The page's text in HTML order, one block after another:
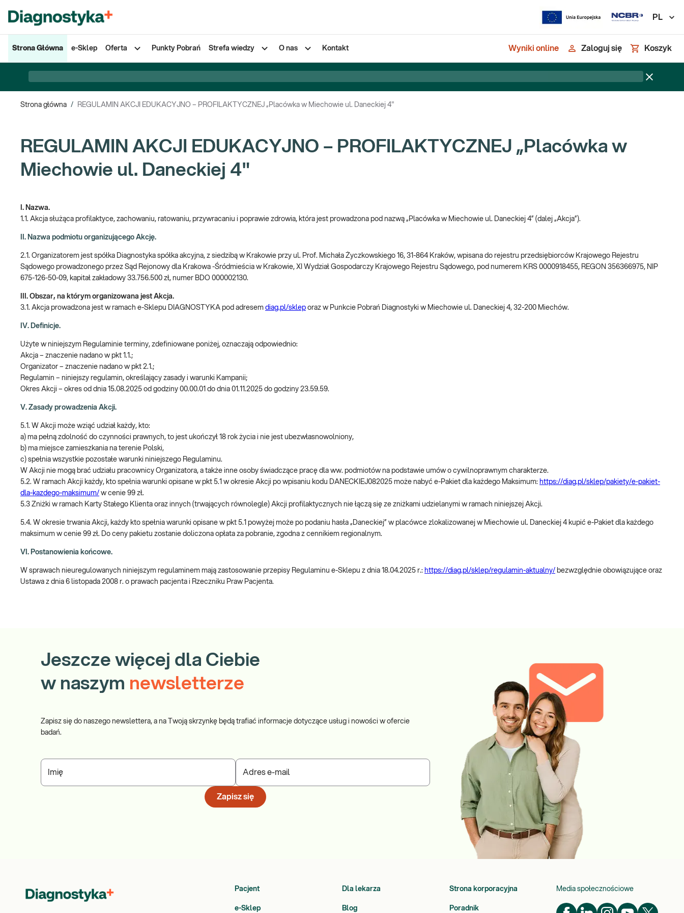
PL
Strona Główna e-Sklep Oferta Punkty Pobrań Strefa wiedzy O nas Kontakt Wyniki online Zaloguj się Koszyk
Strona główna / REGULAMIN AKCJI EDUKACYJNO – PROFILAKTYCZNEJ „Placówka w Miechowie ul. Daneckiej 4"
REGULAMIN AKCJI EDUKACYJNO – PROFILAKTYCZNEJ „Placówka w
Miechowie ul. Daneckiej 4"
I. Nazwa.
1.1. Akcja służąca profilaktyce, zachowaniu, ratowaniu, przywracaniu i poprawie zdrowia, która jest prowadzona pod nazwą „Placówka w Miechowie ul. Daneckiej 4” (dalej „Akcja”).
II. Nazwa podmiotu organizującego Akcję.
2.1. Organizatorem jest spółka Diagnostyka spółka akcyjna, z siedzibą w Krakowie przy ul. Prof. Michała Życzkowskiego 16, 31-864 Kraków, wpisana do rejestru przedsiębiorców Krajowego Rejestru
Sądowego prowadzonego przez Sąd Rejonowy dla Krakowa -Śródmieścia w Krakowie, XI Wydział Gospodarczy Krajowego Rejestru Sądowego, pod numerem KRS 0000918455, REGON 356366975, NIP
675-126-50-09, kapitał zakładowy 33.756.500 zł, numer BDO 000002130.
III. Obszar, na którym organizowana jest Akcja.
3.1. Akcja prowadzona jest w ramach e-Sklepu DIAGNOSTYKA pod adresem diag.pl/sklep oraz w Punkcie Pobrań Diagnostyki w Miechowie ul. Daneckiej 4, 32-200 Miechów.
IV. Definicje.
Użyte w niniejszym Regulaminie terminy, zdefiniowane poniżej, oznaczają odpowiednio:
Akcja – znaczenie nadano w pkt 1.1.;
Organizator – znaczenie nadano w pkt 2.1.;
Regulamin – niniejszy regulamin, określający zasady i warunki Kampanii;
Okres Akcji – okres od dnia 15.08.2025 od godziny 00.00.01 do dnia 01.11.2025 do godziny 23.59.59.
V. Zasady prowadzenia Akcji.
5.1. W Akcji może wziąć udział każdy, kto:
a) ma pełną zdolność do czynności prawnych, to jest ukończył 18 rok życia i nie jest ubezwłasnowolniony,
b) ma miejsce zamieszkania na terenie Polski,
c) spełnia wszystkie pozostałe warunki niniejszego Regulaminu.
W Akcji nie mogą brać udziału pracownicy Organizatora, a także inne osoby świadczące pracę dla ww. podmiotów na podstawie umów o cywilnoprawnym charakterze.
5.2. W ramach Akcji każdy, kto spełnia warunki opisane w pkt 5.1 w okresie Akcji po wpisaniu kodu DANECKIEJ082025 może nabyć e-Pakiet dla każdego Maksimum: https://diag.pl/sklep/pakiety/e-pakiet-
dla-kazdego-maksimum/ w cenie 99 zł.
5.3 Zniżki w ramach Karty Stałego Klienta oraz innych (trwających równolegle) Akcji profilaktycznych nie łączą się ze zniżkami udzielanymi w ramach niniejszej Akcji.
5.4. W okresie trwania Akcji, każdy kto spełnia warunki opisane w pkt 5.1 powyżej może po podaniu hasła „Daneckiej” w placówce zlokalizowanej w Miechowie ul. Daneckiej 4 kupić e-Pakiet dla każdego
maksimum w cenie 99 zł. Do ceny pakietu zostanie doliczona opłata za pobranie, zgodna z cennikiem regionalnym.
VI. Postanowienia końcowe.
W sprawach nieuregulowanych niniejszym regulaminem mają zastosowanie przepisy Regulaminu e-Sklepu z dnia 18.04.2025 r.: https://diag.pl/sklep/regulamin-aktualny/ bezwzględnie obowiązujące oraz
Ustawa z dnia 6 listopada 2008 r. o prawach pacjenta i Rzeczniku Praw Pacjenta.
Jeszcze więcej dla Ciebie
w naszym newsletterze
Zapisz się do naszego newslettera, a na Twoją skrzynkę będą trafiać informacje dotyczące usług i nowości w ofercie
badań.
Imię Adres e-mail
Zapisz się
Pacjent Dla lekarza Strona korporacyjna
e-Sklep Blog Poradnik
Media społecznościowe